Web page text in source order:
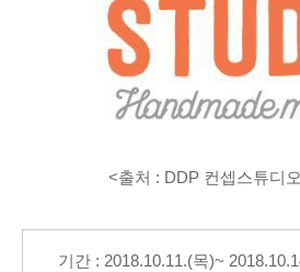
<출처 : DDP 컨셉스튜디
기간 : 2018.10.11.(목)~